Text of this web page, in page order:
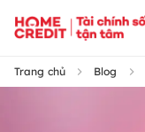
Trang chủ Blog